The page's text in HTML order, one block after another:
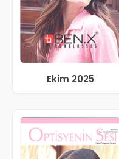
Ekim 2025